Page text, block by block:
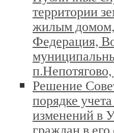
территории
жилым домом,
Федерация,
Решение
порядке
изменений в
граждан в